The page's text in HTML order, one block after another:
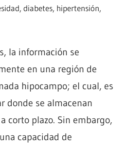
diabetes, hipertensión,
la información se
en una región de
hipocampo; el cual, es
donde se almacenan
corto plazo. Sin embargo,
capacidad de